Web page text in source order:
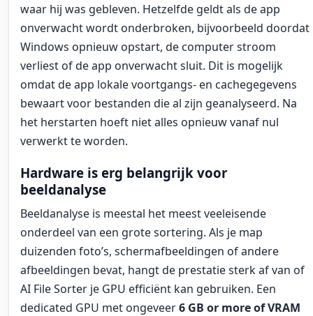
waar hij was gebleven. Hetzelfde geldt als de app
onverwacht wordt onderbroken, bijvoorbeeld doordat
Windows opnieuw opstart, de computer stroom
verliest of de app onverwacht sluit. Dit is mogelijk
omdat de app lokale voortgangs- en cachegegevens
bewaart voor bestanden die al zijn geanalyseerd. Na
het herstarten hoeft niet alles opnieuw vanaf nul
verwerkt te worden.
Hardware is erg belangrijk voor
beeldanalyse
Beeldanalyse is meestal het meest veeleisende
onderdeel van een grote sortering. Als je map
duizenden foto’s, schermafbeeldingen of andere
afbeeldingen bevat, hangt de prestatie sterk af van of
AI File Sorter je GPU efficiënt kan gebruiken. Een
dedicated GPU met ongeveer6 GB or more of VRAM